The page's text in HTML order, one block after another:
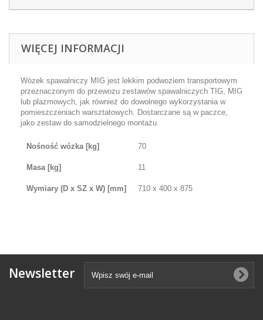
WIĘCEJ INFORMACJI
Wózek spawalniczy MIG jest lekkim podwoziem transportowym
przeznaczonym do przewozu zestawów spawalniczych TIG, MIG
lub plazmowych, jak również do dowolnego wykorzystania w
pomieszczeniach warsztatowych. Dostarczane są w paczce,
jako zestaw do samodzielnego montażu
Nośność wózka [kg] 70
Masa [kg] 11
Wymiary (D x SZ x W) [mm] 710 x 400 x 875
Newsletter